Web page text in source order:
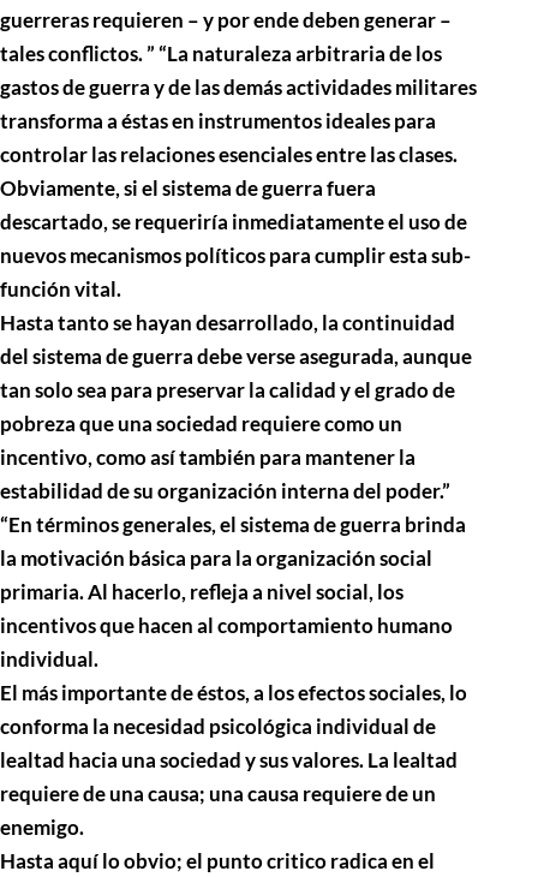
guerreras requieren – y por ende deben generar –
tales conflictos. ” “La naturaleza arbitraria de los
gastos de guerra y de las demás actividades militares
transforma a éstas en instrumentos ideales para
controlar las relaciones esenciales entre las clases.
Obviamente, si el sistema de guerra fuera
descartado, se requeriría inmediatamente el uso de
nuevos mecanismos políticos para cumplir esta sub-
función vital.
Hasta tanto se hayan desarrollado, la continuidad
del sistema de guerra debe verse asegurada, aunque
tan solo sea para preservar la calidad y el grado de
pobreza que una sociedad requiere como un
incentivo, como así también para mantener la
estabilidad de su organización interna del poder.”
“En términos generales, el sistema de guerra brinda
la motivación básica para la organización social
primaria. Al hacerlo, refleja a nivel social, los
incentivos que hacen al comportamiento humano
individual.
El más importante de éstos, a los efectos sociales, lo
conforma la necesidad psicológica individual de
lealtad hacia una sociedad y sus valores. La lealtad
requiere de una causa; una causa requiere de un
enemigo.
Hasta aquí lo obvio; el punto critico radica en el